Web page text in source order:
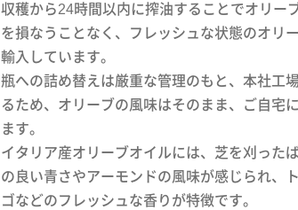
収穫から24時間以内に搾油することでオリー
を損なうことなく、フレッシュな状態のオリ
輸入しています。
瓶への詰め替えは厳重な管理のもと、本社工
るため、オリーブの風味はそのまま、ご自宅
ます。
イタリア産オリーブオイルには、芝を刈った
の良い青さやアーモンドの風味が感じられ、
ゴなどのフレッシュな香りが特徴です。